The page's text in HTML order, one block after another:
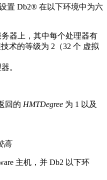
置 Db2® 在以下环境中为六
器上，其中每个处理器有
术的等级为 2（32 个 虚拟
。
回的 HMTDegree 为 1 以及
高
主机，并 Db2 以下环